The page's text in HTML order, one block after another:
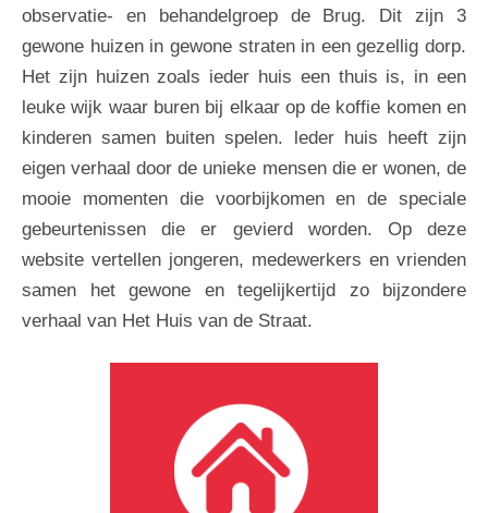
observatie- en behandelgroep de Brug. Dit zijn 3
gewone huizen in gewone straten in een gezellig dorp.
Het zijn huizen zoals ieder huis een thuis is, in een
leuke wijk waar buren bij elkaar op de koffie komen en
kinderen samen buiten spelen. leder huis heeft zijn
eigen verhaal door de unieke mensen die er wonen, de
mooie momenten die voorbijkomen en de speciale
gebeurtenissen die er gevierd worden. Op deze
website vertellen jongeren, medewerkers en vrienden
samen het gewone en tegelijkertijd zo bijzondere
verhaal van Het Huis van de Straat.